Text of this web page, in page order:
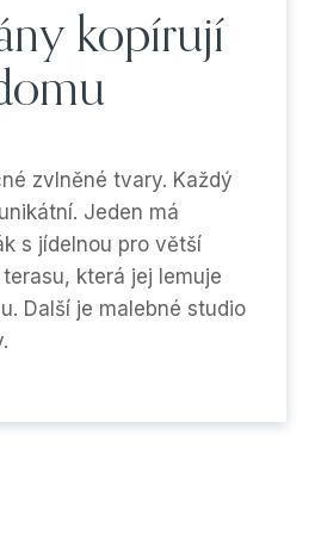
kopírují
zvlněné tvary. Každý
Jeden má
s jídelnou pro větší
která jej lemuje
Další je malebné studio